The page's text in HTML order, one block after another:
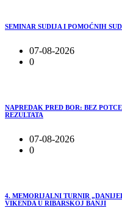
SEMINAR SUDIJA I POMOĆNIH
07-08-2026
0
NAPREDAK PRED BOR: BEZ
REZULTATA
07-08-2026
0
4. MEMORIJALNI TURNIR
VIKENDA U RIBARSKOJ BANJI